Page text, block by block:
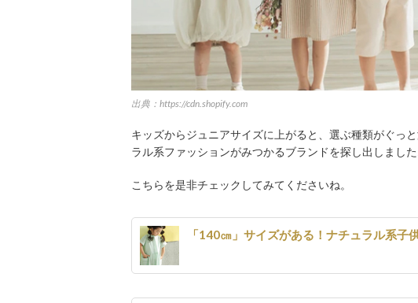
出典：https://cdn.shopify.com
キッズからジュニアサイズに上がると、選ぶ種類がぐっ
ラル系ファッションがみつかるブランドを探し出しました
こちらを是非チェックしてみてくださいね。
「140㎝」サイズがある！ナチュラル系